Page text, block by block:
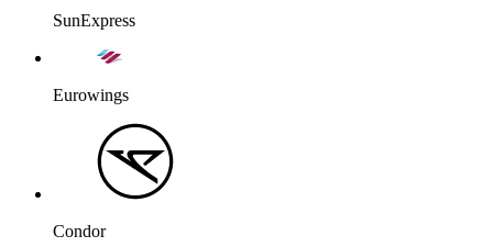
SunExpress
Eurowings
Condor